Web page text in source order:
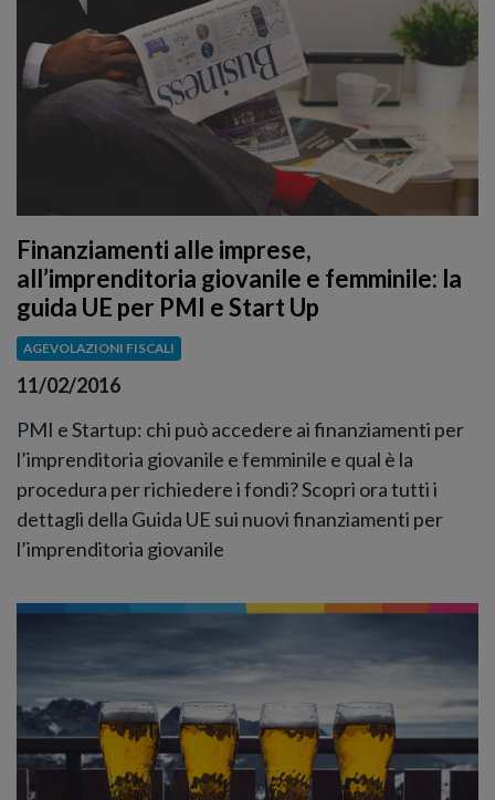
Finanziamenti alle imprese,
all’imprenditoria giovanile e femminile: la
guida UE per PMI e Start Up
AGEVOLAZIONI FISCALI
11/02/2016
PMI e Startup: chi può accedere ai finanziamenti per
l’imprenditoria giovanile e femminile e qual è la
procedura per richiedere i fondi? Scopri ora tutti i
dettagli della Guida UE sui nuovi finanziamenti per
l’imprenditoria giovanile